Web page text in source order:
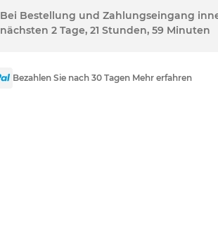
Bei Bestellung und Zahlungseingang
nächsten 2 Tage, 21 Stunden, 59 Minuten
Bezahlen Sie nach 30 Tagen Mehr erfahren